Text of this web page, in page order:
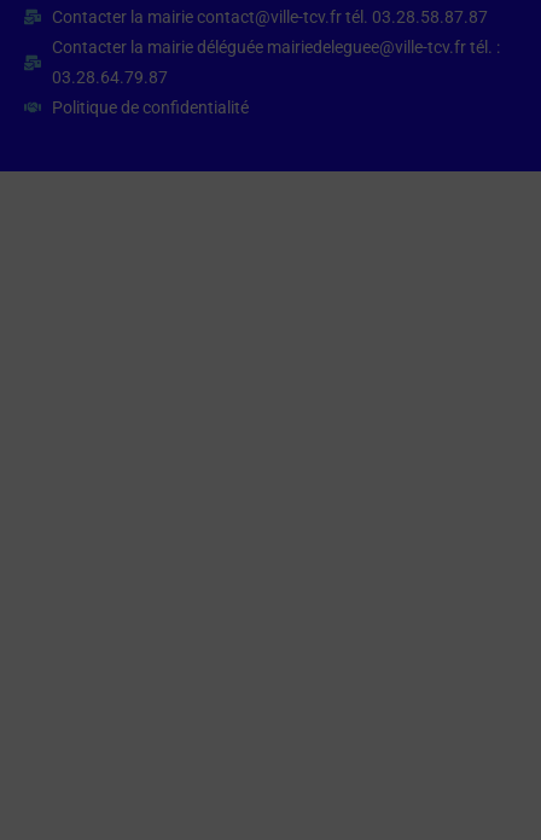
Contacter la mairie contact@ville-tcv.fr tél. 03.28.58.87.87
Contacter la mairie déléguée mairiedeleguee@ville-tcv.fr tél. :
03.28.64.79.87
Politique de confidentialité